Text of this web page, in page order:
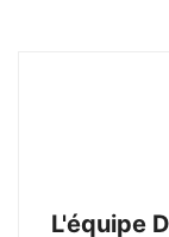
L'équipe